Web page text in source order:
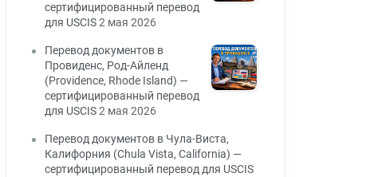
сертифицированный перевод
для USCIS2 мая 2026
Перевод документов в
Провиденс, Род-Айленд
(Providence, Rhode Island) —
сертифицированный перевод
для USCIS2 мая 2026
Перевод документов в Чула-Виста,
Калифорния (Chula Vista, California) —
сертифицированный перевод для USCIS